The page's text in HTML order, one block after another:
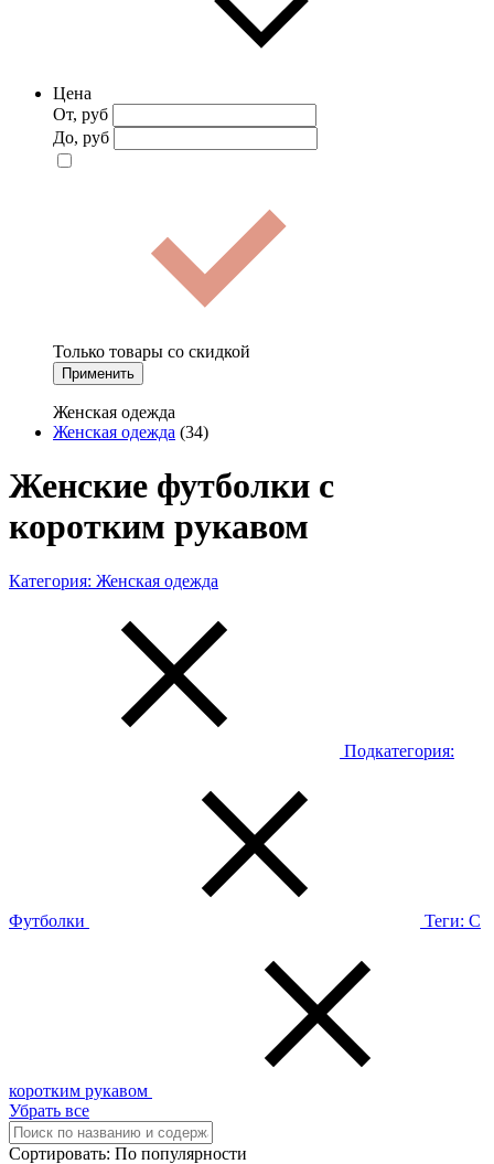
Цена
От, руб
До, руб
Только товары со скидкой
Применить
Женская одежда
Женская одежда (34)
Женские футболки с
коротким рукавом
Категория: Женская одежда
Подкатегория:
Футболки Теги: С
коротким рукавом
Убрать все
Сортировать: По популярности